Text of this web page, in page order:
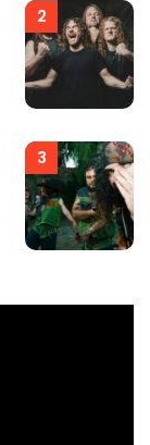
2
3